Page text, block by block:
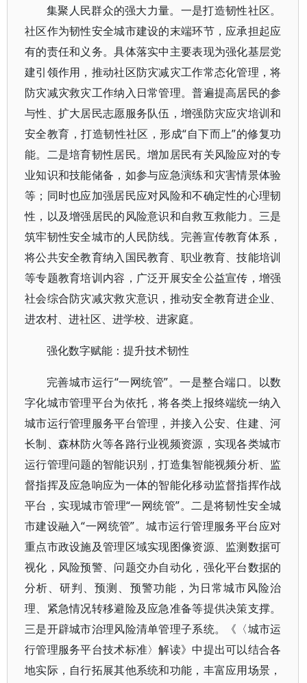
集聚人民群众的强大力量。一是打造韧性社区。
社区作为韧性安全城市建设的末端环节，应承担起应
有的责任和义务。具体落实中主要表现为强化基层党
建引领作用，推动社区防灾减灾工作常态化管理，将
防灾减灾救灾工作纳入日常管理。普遍提高居民的参
与性、扩大居民志愿服务队伍，增强防灾应灾培训和
安全教育，打造韧性社区，形成“自下而上”的修复功
能。二是培育韧性居民。增加居民有关风险应对的专
业知识和技能储备，如参与应急演练和灾害情景体验
等；同时也应加强居民应对风险和不确定性的心理韧
性，以及增强居民的风险意识和自救互救能力。三是
筑牢韧性安全城市的人民防线。完善宣传教育体系，
将公共安全教育纳入国民教育、职业教育、技能培训
等专题教育培训内容，广泛开展安全公益宣传，增强
社会综合防灾减灾救灾意识，推动安全教育进企业、
进农村、进社区、进学校、进家庭。
强化数字赋能：提升技术韧性
完善城市运行“一网统管”。一是整合端口。以数
字化城市管理平台为依托，将各类上报终端统一纳入
城市运行管理服务平台管理，并接入公安、住建、河
长制、森林防火等各路行业视频资源，实现各类城市
运行管理问题的智能识别，打造集智能视频分析、监
督指挥及应急响应为一体的智能化移动监督指挥作战
平台，实现城市管理“一网统管”。二是将韧性安全城
市建设融入“一网统管”。城市运行管理服务平台应对
重点市政设施及管理区域实现图像资源、监测数据可
视化，风险预警、问题交办自动化，强化平台数据的
分析、研判、预测、预警功能，为日常城市风险治
理、紧急情况转移避险及应急准备等提供决策支撑。
三是开辟城市治理风险清单管理子系统。《〈城市运
行管理服务平台技术标准〉解读》中提出可以结合各
地实际，自行拓展其他系统和功能，丰富应用场景，